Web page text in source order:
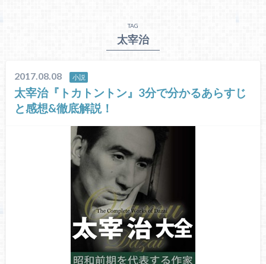
TAG
太宰治
2017.08.08 小説
太宰治『トカトントン』3分で分かるあらすじ
と感想&徹底解説！